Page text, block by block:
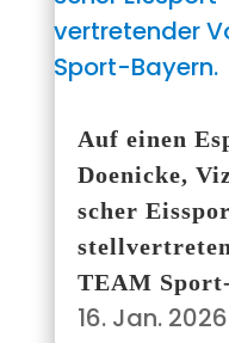
Auf einen
Doe­ni­cke,
scher
TEAM
16. Jan. 2026